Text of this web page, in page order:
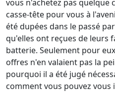
vous n'achetez pas quelque
casse-tête pour vous à
été dupées dans le passé
qu'elles ont reçues de leurs
batterie. Seulement pour
offres n'en valaient pas la
pourquoi il a été jugé
comment vous pouvez